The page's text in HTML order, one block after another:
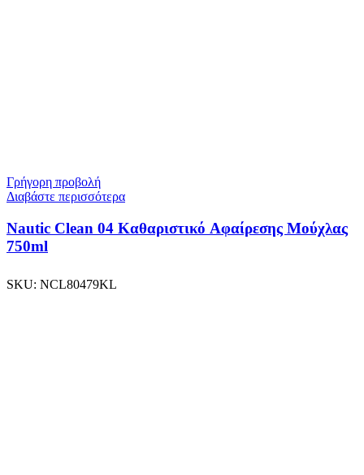
Γρήγορη προβολή
Διαβάστε περισσότερα
Nautic Clean 04 Καθαριστικό Αφαίρεσης Μούχλας
750ml
SKU: NCL80479KL